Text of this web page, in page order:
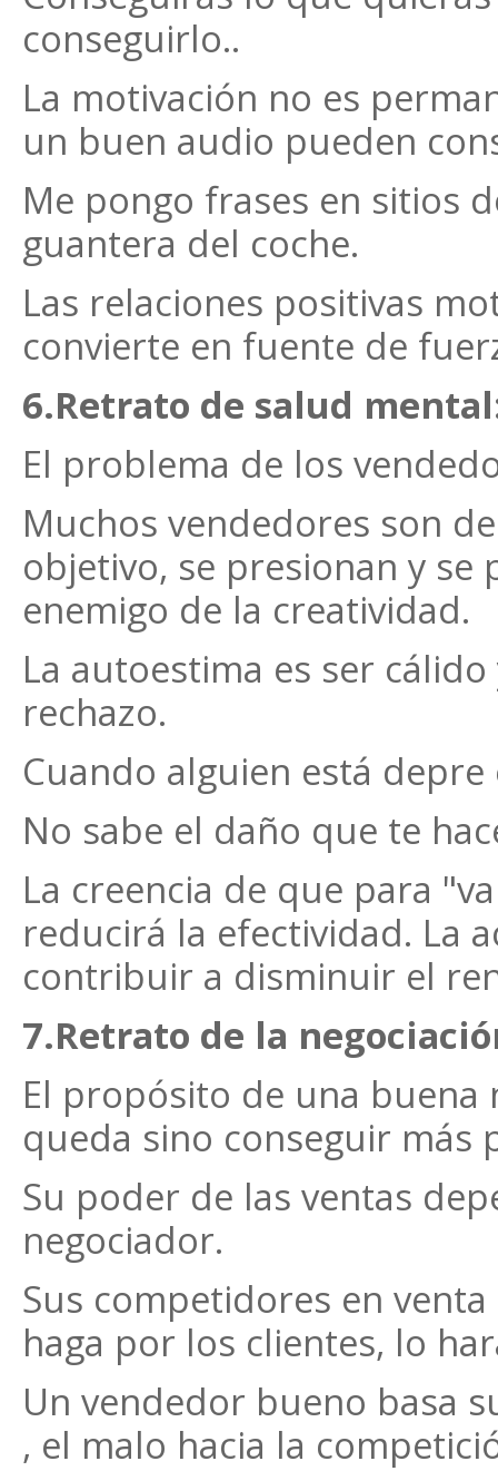
conseguirlo..
La motivación no es
un buen audio pueden
Me pongo frases en sitios
guantera del coche.
Las relaciones positivas
convierte en fuente de
6.Retrato de salud
El problema de los
Muchos vendedores son
objetivo, se presionan y se
enemigo de la creatividad.
La autoestima es ser
rechazo.
Cuando alguien está
No sabe el daño que te
La creencia de que para
reducirá la efectividad. La
contribuir a disminuir el
7.Retrato de la
El propósito de una
queda sino conseguir más
Su poder de las ventas
negociador.
Sus competidores en
haga por los clientes, lo
Un vendedor bueno basa
, el malo hacia la